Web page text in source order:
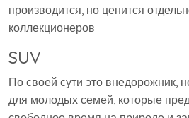
производится, но ценится
коллекционеров.
SUV
По своей сути это внедорожник,
для молодых семей, которые